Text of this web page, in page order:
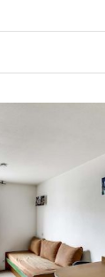
m²
Chercher